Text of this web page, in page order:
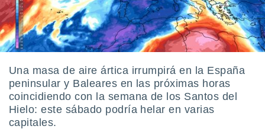
digital
basada
seguir
contenido
coste.
ACEPTAR
Una masa de aire ártica irrumpirá en la España
peninsular y Baleares en las próximas horas
coincidiendo con la semana de los Santos del
Hielo: este sábado podría helar en varias
capitales.